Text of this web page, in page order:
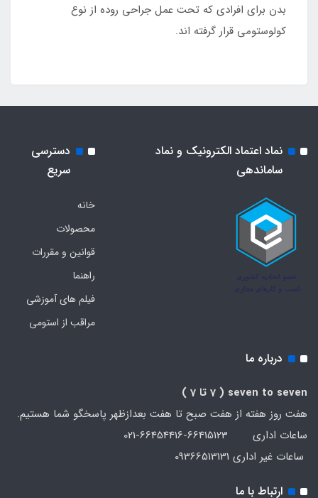
بدن برای افرادی که تحت عمل جراحی روده از نوع
کولوستومی قرار گرفته اند.
نماد اعتماد الکترونیک و نماد
ساماندهی
دسترسی
سریع
خانه
محصولات
قوانین و مقررات
راهنما
فیلم های آموزشی
مراقب از استومی
درباره ما
seven to seven ( 7 تا 7 )
هفت روز هفته از هفت صبح تا هفت بعدازظهر پاسخگو شما هستیم.
ساعات اداری 66415123-66454416-021
ساعات غیر اداری 09366513131
ارتباط با ما